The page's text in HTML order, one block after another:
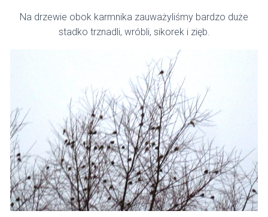
Na drzewie obok karmnika zauważyliśmy bardzo duże
stadko trznadli, wróbli, sikorek i zięb.